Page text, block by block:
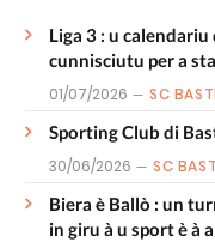
Liga 3 : u
cunnisciutu per a
01/07/2026 SC
Sporting Club di
30/06/2026 SC
Biera è Ballò : un
in giru à u sport è à